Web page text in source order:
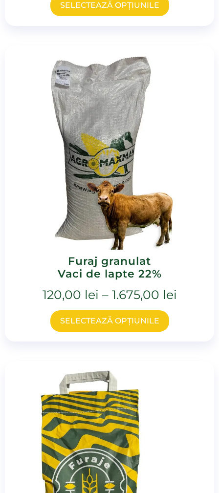
SELECTEAZĂ OPȚIUNILE
Furaj granulat
Vaci de lapte 22%
120,00 lei – 1.675,00 lei
SELECTEAZĂ OPȚIUNILE